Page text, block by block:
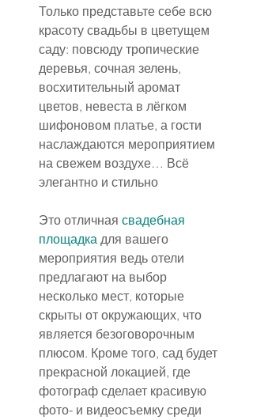
Только представьте себе всю
красоту свадьбы в цветущем
саду: повсюду тропические
деревья, сочная зелень,
восхитительный аромат
цветов, невеста в лёгком
шифоновом платье, а гости
наслаждаются мероприятием
на свежем воздухе… Всё
элегантно и стильно
Это отличная свадебная
площадка для вашего
мероприятия ведь отели
предлагают на выбор
несколько мест, которые
скрыты от окружающих, что
является безоговорочным
плюсом. Кроме того, сад будет
прекрасной локацией, где
фотограф сделает красивую
фото- и видеосъемку среди